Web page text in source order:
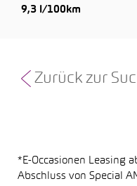
9,3 l/100km
Zurück zur
*E-Occasionen Leasing
Abschluss von Special